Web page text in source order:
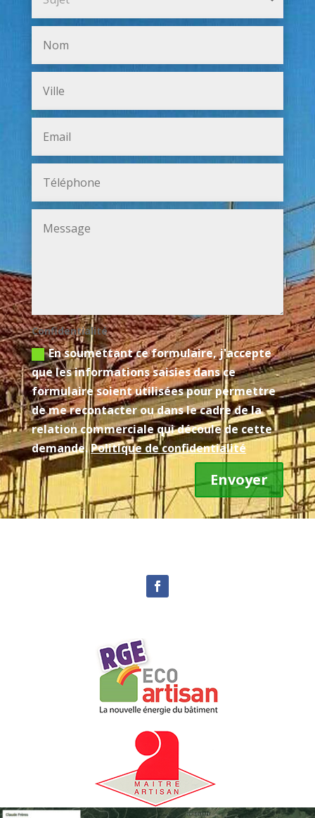
Confidentialité
En soumettant ce formulaire, j'accepte
que les informations saisies dans ce
formulaire soient utilisées pour permettre
de me recontacter ou dans le cadre de la
relation commerciale qui découle de cette
demande.Politique de confidentialité
Envoyer